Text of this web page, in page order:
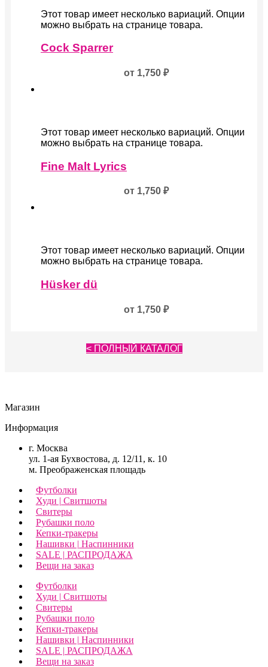
Этот товар имеет несколько вариаций. Опции
можно выбрать на странице товара.
Cock Sparrer
от 1,750 ₽
Этот товар имеет несколько вариаций. Опции
можно выбрать на странице товара.
Fine Malt Lyrics
от 1,750 ₽
Этот товар имеет несколько вариаций. Опции
можно выбрать на странице товара.
Hüsker dü
от 1,750 ₽
< ПОЛНЫЙ КАТАЛОГ
Магазин
Информация
г. Москва
ул. 1-ая Бухвостова, д. 12/11, к. 10
м. Преображенская площадь
Футболки
Худи | Свитшоты
Свитеры
Рубашки поло
Кепки-тракеры
Нашивки | Наспинники
SALE | РАСПРОДАЖА
Вещи на заказ
Футболки
Худи | Свитшоты
Свитеры
Рубашки поло
Кепки-тракеры
Нашивки | Наспинники
SALE | РАСПРОДАЖА
Вещи на заказ